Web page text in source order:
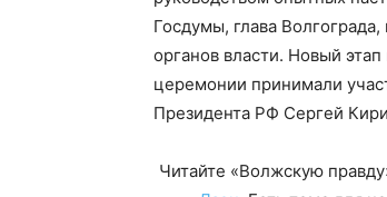
Госдумы, глава
органов власти. Новый
церемонии принимали
Президента РФ Сергей
Читайте «Волжскую